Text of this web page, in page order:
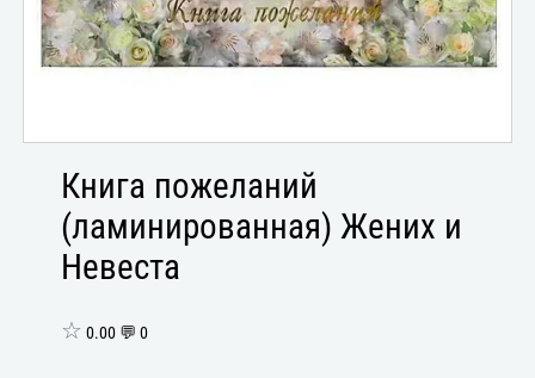
Книга пожеланий
(ламинированная) Жених и
Невеста
☆ 0.00 💬 0